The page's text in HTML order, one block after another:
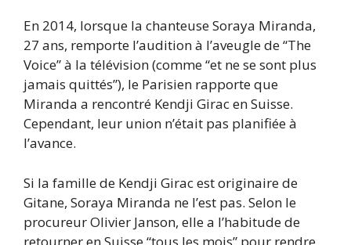
En 2014, lorsque la chanteuse Soraya Miranda,
27 ans, remporte l’audition à l’aveugle de “The
Voice” à la télévision (comme “et ne se sont plus
jamais quittés”), le Parisien rapporte que
Miranda a rencontré Kendji Girac en Suisse.
Cependant, leur union n’était pas planifiée à
l’avance.
Si la famille de Kendji Girac est originaire de
Gitane, Soraya Miranda ne l’est pas. Selon le
procureur Olivier Janson, elle a l’habitude de
retourner en Suisse “tous les mois” pour rendre